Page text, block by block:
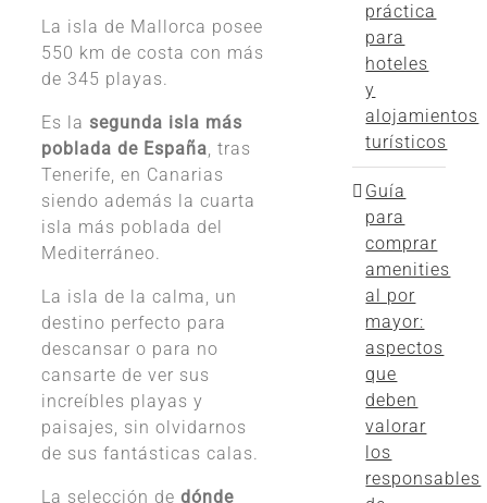
La isla de Mallorca posee
550 km de costa con más
de 345 playas.
Es la segunda isla más
poblada de España, tras
Tenerife, en Canarias
siendo además la cuarta
isla más poblada del
Mediterráneo.
La isla de la calma, un
destino perfecto para
descansar o para no
cansarte de ver sus
increíbles playas y
paisajes, sin olvidarnos
de sus fantásticas calas.
La selección de dónde
práctica
para
hoteles
y
alojamientos
turísticos
Guía
para
comprar
amenities
al por
mayor:
aspectos
que
deben
valorar
los
responsables